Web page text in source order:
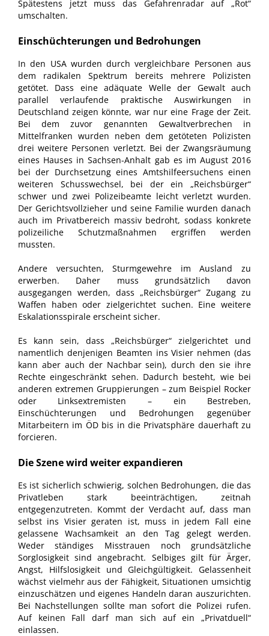
Spätestens jetzt muss das Gefahrenradar auf „Rot“
umschalten.
Einschüchterungen und Bedrohungen
In den USA wurden durch vergleichbare Personen aus
dem radikalen Spektrum bereits mehrere Polizisten
getötet. Dass eine adäquate Welle der Gewalt auch
parallel verlaufende praktische Auswirkungen in
Deutschland zeigen könnte, war nur eine Frage der Zeit.
Bei dem zuvor genannten Gewaltverbrechen in
Mittelfranken wurden neben dem getöteten Polizisten
drei weitere Personen verletzt. Bei der Zwangsräumung
eines Hauses in Sachsen-Anhalt gab es im August 2016
bei der Durchsetzung eines Amtshilfeersuchens einen
weiteren Schusswechsel, bei der ein „Reichsbürger“
schwer und zwei Polizeibeamte leicht verletzt wurden.
Der Gerichtsvollzieher und seine Familie wurden danach
auch im Privatbereich massiv bedroht, sodass konkrete
polizeiliche Schutzmaßnahmen ergriffen werden
mussten.
Andere versuchten, Sturmgewehre im Ausland zu
erwerben. Daher muss grundsätzlich davon
ausgegangen werden, dass „Reichsbürger“ Zugang zu
Waffen haben oder zielgerichtet suchen. Eine weitere
Eskalationsspirale erscheint sicher.
Es kann sein, dass „Reichsbürger“ zielgerichtet und
namentlich denjenigen Beamten ins Visier nehmen (das
kann aber auch der Nachbar sein), durch den sie ihre
Rechte eingeschränkt sehen. Dadurch besteht, wie bei
anderen extremen Gruppierungen – zum Beispiel Rocker
oder Linksextremisten – ein Bestreben,
Einschüchterungen und Bedrohungen gegenüber
Mitarbeitern im ÖD bis in die Privatsphäre dauerhaft zu
forcieren.
Die Szene wird weiter expandieren
Es ist sicherlich schwierig, solchen Bedrohungen, die das
Privatleben stark beeinträchtigen, zeitnah
entgegenzutreten. Kommt der Verdacht auf, dass man
selbst ins Visier geraten ist, muss in jedem Fall eine
gelassene Wachsamkeit an den Tag gelegt werden.
Weder ständiges Misstrauen noch grundsätzliche
Sorglosigkeit sind angebracht. Selbiges gilt für Ärger,
Angst, Hilfslosigkeit und Gleichgültigkeit. Gelassenheit
wächst vielmehr aus der Fähigkeit, Situationen umsichtig
einzuschätzen und eigenes Handeln daran auszurichten.
Bei Nachstellungen sollte man sofort die Polizei rufen.
Auf keinen Fall darf man sich auf ein „Privatduell“
einlassen.